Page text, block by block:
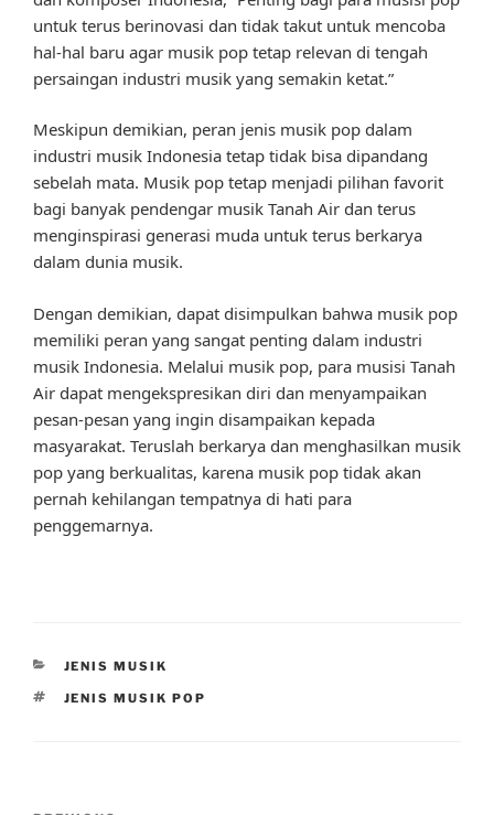
untuk terus berinovasi dan tidak takut untuk mencoba
hal-hal baru agar musik pop tetap relevan di tengah
persaingan industri musik yang semakin ketat.”
Meskipun demikian, peran jenis musik pop dalam
industri musik Indonesia tetap tidak bisa dipandang
sebelah mata. Musik pop tetap menjadi pilihan favorit
bagi banyak pendengar musik Tanah Air dan terus
menginspirasi generasi muda untuk terus berkarya
dalam dunia musik.
Dengan demikian, dapat disimpulkan bahwa musik pop
memiliki peran yang sangat penting dalam industri
musik Indonesia. Melalui musik pop, para musisi Tanah
Air dapat mengekspresikan diri dan menyampaikan
pesan-pesan yang ingin disampaikan kepada
masyarakat. Teruslah berkarya dan menghasilkan musik
pop yang berkualitas, karena musik pop tidak akan
pernah kehilangan tempatnya di hati para
penggemarnya.
CATEGORIES
JENIS MUSIK
TAGS
JENIS MUSIK POP